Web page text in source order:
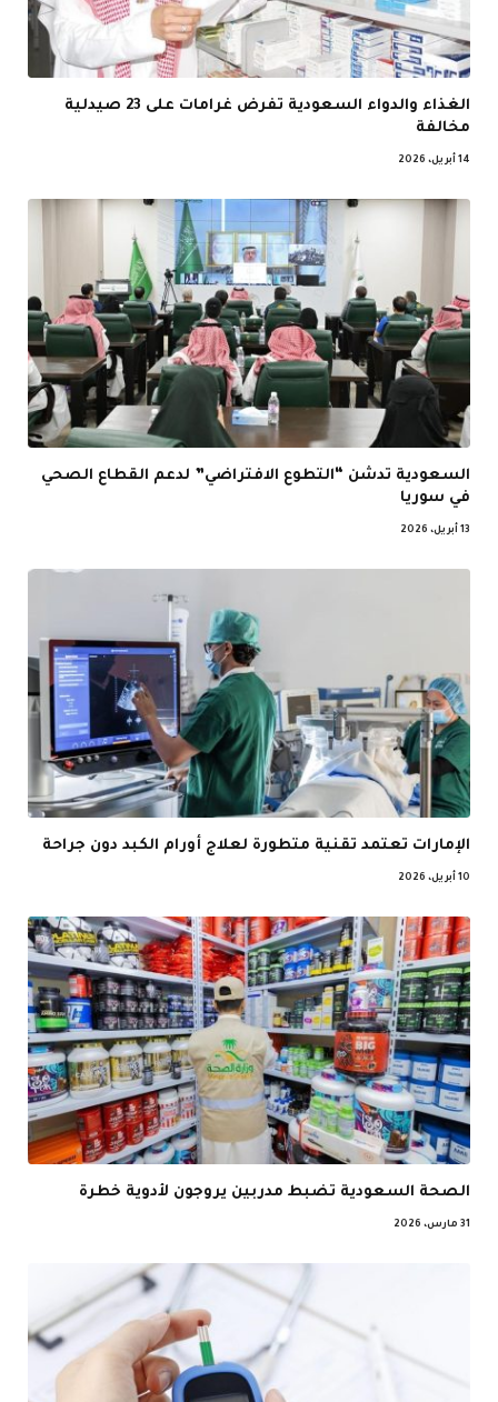
الغذاء والدواء السعودية تفرض غرامات على 23 صيدلية
مخالفة
14 أبريل، 2026
السعودية تدشن “التطوع الافتراضي” لدعم القطاع الصحي
في سوريا
13 أبريل، 2026
الإمارات تعتمد تقنية متطورة لعلاج أورام الكبد دون جراحة
10 أبريل، 2026
الصحة السعودية تضبط مدربين يروجون لأدوية خطرة
31 مارس، 2026